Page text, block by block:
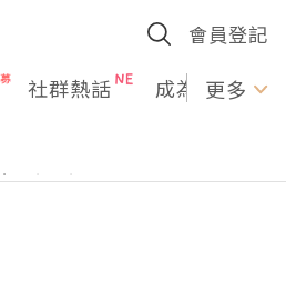
會員登記
社群熱話 成為U更多